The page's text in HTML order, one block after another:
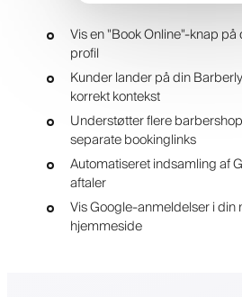
Vis en "Book Online"-knap
profil
Kunder lander på din
korrekt kontekst
Understøtter flere
separate bookinglinks
Automatiseret indsamling af
aftaler
Vis Google-anmeldelser i
hjemmeside